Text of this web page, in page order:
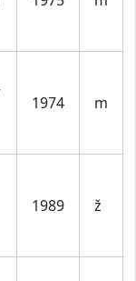
1974 m
1989 ž